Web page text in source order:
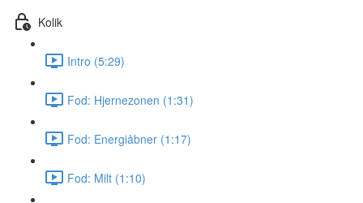
Kolik
Intro (5:29)
Fod: Hjernezonen (1:31)
Fod: Energiåbner (1:17)
Fod: Milt (1:10)